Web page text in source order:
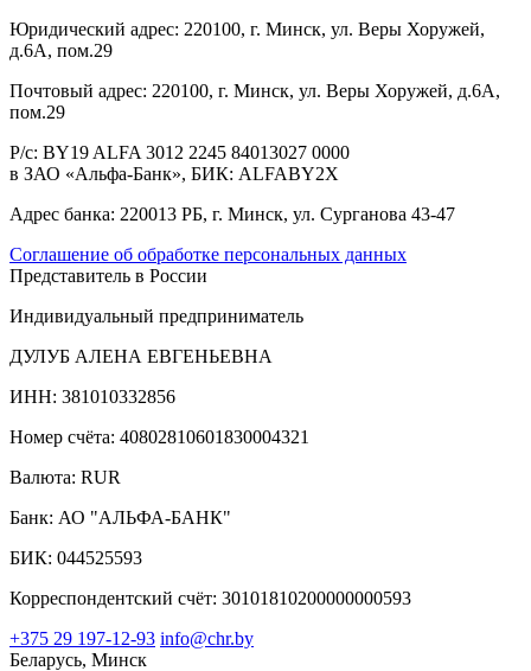
Юридический адрес: 220100, г. Минск, ул. Веры Хоружей,
д.6А, пом.29
Почтовый адрес: 220100, г. Минск, ул. Веры Хоружей, д.6А,
пом.29
Р/с: BY19 ALFA 3012 2245 84013027 0000
в ЗАО «Альфа-Банк», БИК: ALFABY2X
Адрес банка: 220013 РБ, г. Минск, ул. Сурганова 43-47
Соглашение об обработке персональных данных
Представитель в России
Индивидуальный предприниматель
ДУЛУБ АЛЕНА ЕВГЕНЬЕВНА
ИНН: 381010332856
Номер счёта: 40802810601830004321
Валюта: RUR
Банк: АО "АЛЬФА-БАНК"
БИК: 044525593
Корреспондентский счёт: 30101810200000000593
+375 29 197-12-93 info@chr.by
Беларусь, Минск